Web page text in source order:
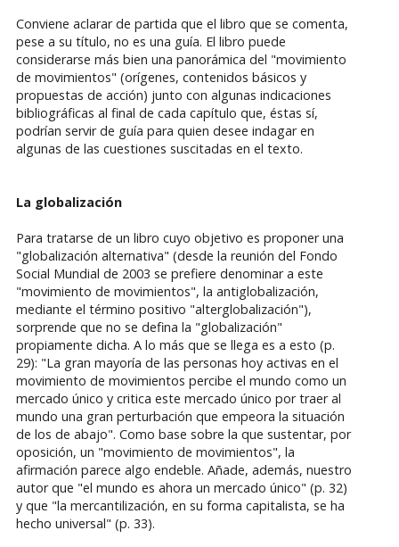
Conviene aclarar de partida que el libro que se comenta,
pese a su título, no es una guía. El libro puede
considerarse más bien una panorámica del "movimiento
de movimientos" (orígenes, contenidos básicos y
propuestas de acción) junto con algunas indicaciones
bibliográficas al final de cada capítulo que, éstas sí,
podrían servir de guía para quien desee indagar en
algunas de las cuestiones suscitadas en el texto.
La globalización
Para tratarse de un libro cuyo objetivo es proponer una
"globalización alternativa" (desde la reunión del Fondo
Social Mundial de 2003 se prefiere denominar a este
"movimiento de movimientos", la antiglobalización,
mediante el término positivo "alterglobalización"),
sorprende que no se defina la "globalización"
propiamente dicha. A lo más que se llega es a esto (p.
29): "La gran mayoría de las personas hoy activas en el
movimiento de movimientos percibe el mundo como un
mercado único y critica este mercado único por traer al
mundo una gran perturbación que empeora la situación
de los de abajo". Como base sobre la que sustentar, por
oposición, un "movimiento de movimientos", la
afirmación parece algo endeble. Añade, además, nuestro
autor que "el mundo es ahora un mercado único" (p. 32)
y que "la mercantilización, en su forma capitalista, se ha
hecho universal" (p. 33).